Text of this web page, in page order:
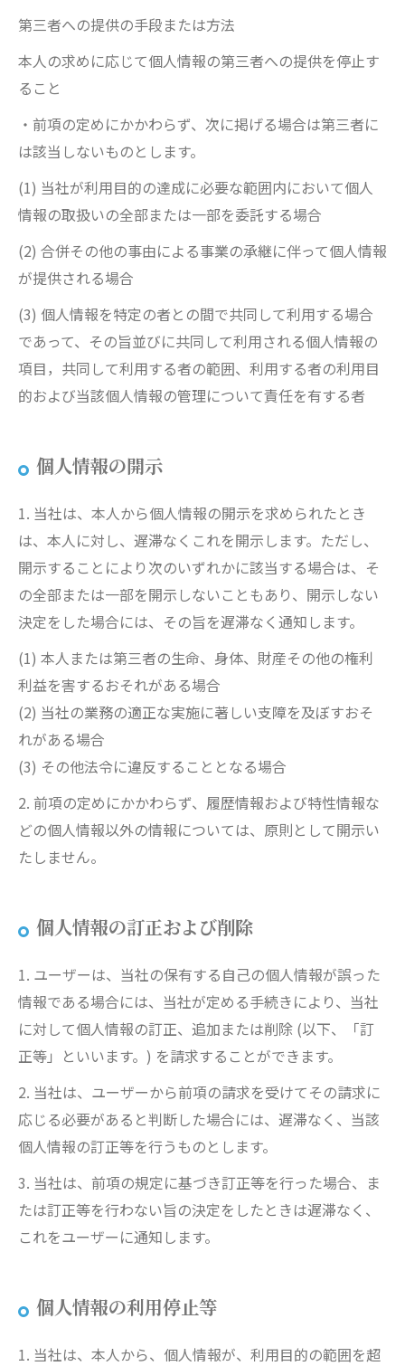
第三者への提供の手段または方法
本人の求めに応じて個人情報の第三者への提供を停止す
ること
・前項の定めにかかわらず、次に掲げる場合は第三者に
は該当しないものとします。
(1) 当社が利用目的の達成に必要な範囲内において個人
情報の取扱いの全部または一部を委託する場合
(2) 合併その他の事由による事業の承継に伴って個人情報
が提供される場合
(3) 個人情報を特定の者との間で共同して利用する場合
であって、その旨並びに共同して利用される個人情報の
項目，共同して利用する者の範囲、利用する者の利用目
的および当該個人情報の管理について責任を有する者
個人情報の開示
1. 当社は、本人から個人情報の開示を求められたとき
は、本人に対し、遅滞なくこれを開示します。ただし、
開示することにより次のいずれかに該当する場合は、そ
の全部または一部を開示しないこともあり、開示しない
決定をした場合には、その旨を遅滞なく通知します。
(1) 本人または第三者の生命、身体、財産その他の権利
利益を害するおそれがある場合
(2) 当社の業務の適正な実施に著しい支障を及ぼすおそ
れがある場合
(3) その他法令に違反することとなる場合
2. 前項の定めにかかわらず、履歴情報および特性情報な
どの個人情報以外の情報については、原則として開示い
たしません。
個人情報の訂正および削除
1. ユーザーは、当社の保有する自己の個人情報が誤った
情報である場合には、当社が定める手続きにより、当社
に対して個人情報の訂正、追加または削除 (以下、「訂
正等」といいます。) を請求することができます。
2. 当社は、ユーザーから前項の請求を受けてその請求に
応じる必要があると判断した場合には、遅滞なく、当該
個人情報の訂正等を行うものとします。
3. 当社は、前項の規定に基づき訂正等を行った場合、ま
たは訂正等を行わない旨の決定をしたときは遅滞なく、
これをユーザーに通知します。
個人情報の利用停止等
1. 当社は、本人から、個人情報が、利用目的の範囲を超